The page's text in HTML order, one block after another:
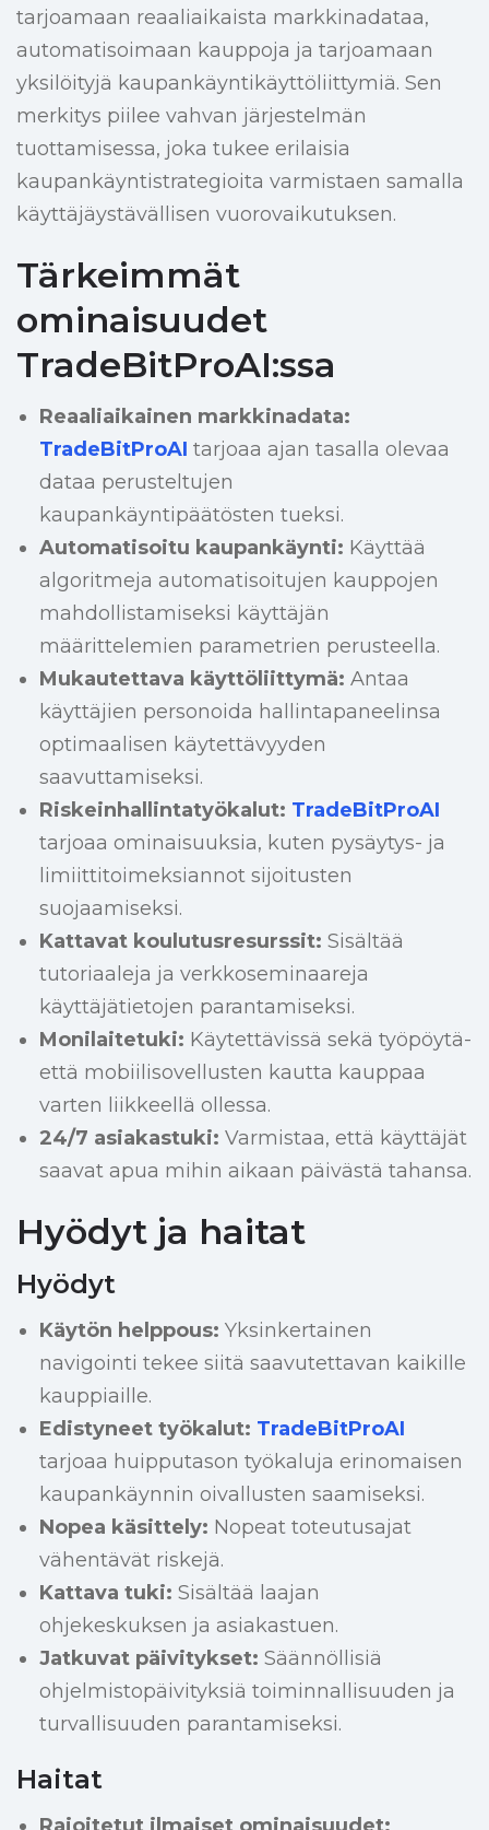
tarjoamaan reaaliaikaista markkinadataa,
automatisoimaan kauppoja ja tarjoamaan
yksilöityjä kaupankäyntikäyttöliittymiä. Sen
merkitys piilee vahvan järjestelmän
tuottamisessa, joka tukee erilaisia
kaupankäyntistrategioita varmistaen samalla
käyttäjäystävällisen vuorovaikutuksen.
Tärkeimmät
ominaisuudet
TradeBitProAI:ssa
Reaaliaikainen markkinadata:
TradeBitProAI tarjoaa ajan tasalla olevaa
dataa perusteltujen
kaupankäyntipäätösten tueksi.
Automatisoitu kaupankäynti: Käyttää
algoritmeja automatisoitujen kauppojen
mahdollistamiseksi käyttäjän
määrittelemien parametrien perusteella.
Mukautettava käyttöliittymä: Antaa
käyttäjien personoida hallintapaneelinsa
optimaalisen käytettävyyden
saavuttamiseksi.
Riskeinhallintatyökalut: TradeBitProAI
tarjoaa ominaisuuksia, kuten pysäytys- ja
limiittitoimeksiannot sijoitusten
suojaamiseksi.
Kattavat koulutusresurssit: Sisältää
tutoriaaleja ja verkkoseminaareja
käyttäjätietojen parantamiseksi.
Monilaitetuki: Käytettävissä sekä työpöytä-
että mobiilisovellusten kautta kauppaa
varten liikkeellä ollessa.
24/7 asiakastuki: Varmistaa, että käyttäjät
saavat apua mihin aikaan päivästä tahansa.
Hyödyt ja haitat
Hyödyt
Käytön helppous: Yksinkertainen
navigointi tekee siitä saavutettavan kaikille
kauppiaille.
Edistyneet työkalut: TradeBitProAI
tarjoaa huipputason työkaluja erinomaisen
kaupankäynnin oivallusten saamiseksi.
Nopea käsittely: Nopeat toteutusajat
vähentävät riskejä.
Kattava tuki: Sisältää laajan
ohjekeskuksen ja asiakastuen.
Jatkuvat päivitykset: Säännöllisiä
ohjelmistopäivityksiä toiminnallisuuden ja
turvallisuuden parantamiseksi.
Haitat